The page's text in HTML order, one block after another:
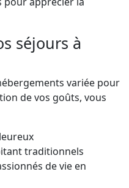
séjours à
variée pour
de vos goûts, vous
traditionnels
de vie en